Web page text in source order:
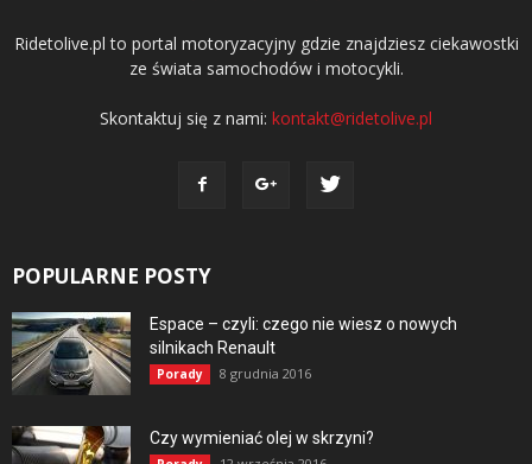
Ridetolive.pl to portal motoryzacyjny gdzie znajdziesz ciekawostki
ze świata samochodów i motocykli.
Skontaktuj się z nami: kontakt@ridetolive.pl
POPULARNE POSTY
Espace – czyli: czego nie wiesz o nowych
silnikach Renault
Porady 8 grudnia 2016
Czy wymieniać olej w skrzyni?